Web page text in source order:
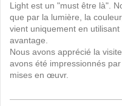
Light est un "must être là"
que par la lumière, la couleur,
vient uniquement en utilisant
avantage.
Nous avons apprécié la visite
avons été impressionnés par
mises en œuvr.